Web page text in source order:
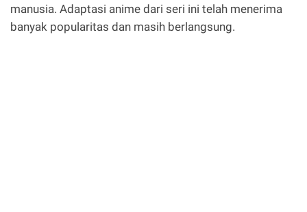
manusia. Adaptasi anime dari seri ini telah menerima
banyak popularitas dan masih berlangsung.